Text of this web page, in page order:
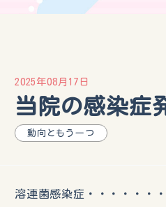
2025年08月17日
当院の感染症
動向ともう一つ
溶連菌感染症・・・・・・